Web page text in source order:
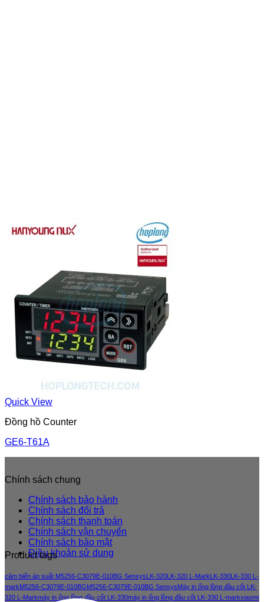
Quick View
Đồng hồ Counter
GE6-T61A
Chính sách chung
Chính sách bảo hành
Chính sách đổi trả
Chính sách thanh toán
Chính sách vận chuyển
Chính sách bảo mật
Điều khoản sử dung
Product tags
cảm biến áp suất M5256-C3079E-010BG Sensys LK-320 LK-320 L-Mark LK-330 LK-330 L-
markM5256-C3079E-010BGM5256-C3079E-010BG SensysMáy in ống lồng đầu cốt LK-
320 L-Markmáy in ống lồng đầu cốt LK-330máy in ống lồng đầu cốt LK-330 L-markxiaomi